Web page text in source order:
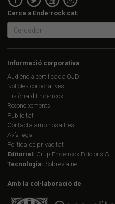
Cerca a Enderrock.cat:
Informació corporativa
Audiència certificada OJD
Notícies corporatives
Història d'Enderrock
Reconeixements
Publicitat
Contacta amb nosaltres
Avís legal
Política de privacitat
Editorial: Grup Enderrock Edicions S.L.
Tecnologia: Sobrevia.net
Amb la col·laboració de: